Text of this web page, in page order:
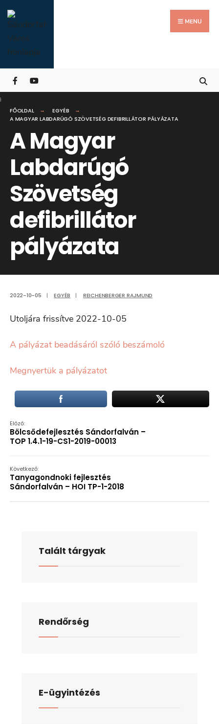
Skip
to
content
MENU
FŐOLDAL
EGYÉB
A MAGYAR LABDARÚGÓ SZÖVETSÉG DEFIBRILLÁTOR PÁLYÁZATA
A Magyar
Labdarúgó
Szövetség
defibrillátor
pályázata
2022-10-05 | EGYÉB | REICHENBERGER RAJMUND
Utoljára frissítve 2022-10-05
A pályázat beadásáról szóló beszámoló
Megnyertük a pályázatot
Előző:
Bölcsődefejlesztés Sándorfalván –
TOP 1.4.1-19-CS1-2019-00013
Következő:
Tanyagondnoki fejlesztés
Sándorfalván – HOI TP-1-2018
Talált tárgyak
Rendőrség
E-ügyintézés
for:
Close